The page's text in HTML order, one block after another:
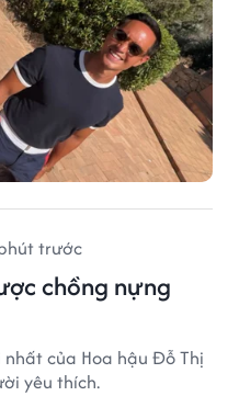
trước
chồng nựng
của Hoa hậu Đỗ Thị
yêu thích.